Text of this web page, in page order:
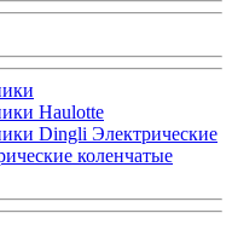
Haulotte
Dingli Электрические
коленчатые